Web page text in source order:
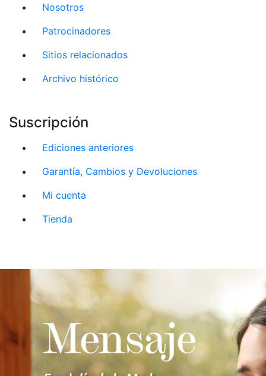
Nosotros
Patrocinadores
Sitios relacionados
Archivo histórico
Suscripción
Ediciones anteriores
Garantía, Cambios y Devoluciones
Mi cuenta
Tienda